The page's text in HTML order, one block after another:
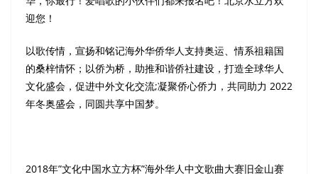
迎您！
以歌传情，宣扬和铭记海外华侨华人支持奥运、情系祖籍国
的桑梓情怀；以侨为桥，助推和谐侨社建设，打造全球华人
文化盛会，促进中外文化交流;凝聚侨心侨力，共同助力 2022
年冬奥盛会，同圆共享中国梦。
2018年”文化中国水立方杯”海外华人中文歌曲大赛旧金山赛